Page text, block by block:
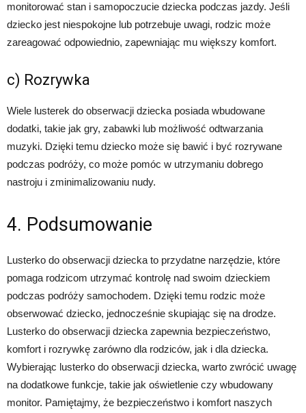
monitorować stan i samopoczucie dziecka podczas jazdy. Jeśli
dziecko jest niespokojne lub potrzebuje uwagi, rodzic może
zareagować odpowiednio, zapewniając mu większy komfort.
c) Rozrywka
Wiele lusterek do obserwacji dziecka posiada wbudowane
dodatki, takie jak gry, zabawki lub możliwość odtwarzania
muzyki. Dzięki temu dziecko może się bawić i być rozrywane
podczas podróży, co może pomóc w utrzymaniu dobrego
nastroju i zminimalizowaniu nudy.
4. Podsumowanie
Lusterko do obserwacji dziecka to przydatne narzędzie, które
pomaga rodzicom utrzymać kontrolę nad swoim dzieckiem
podczas podróży samochodem. Dzięki temu rodzic może
obserwować dziecko, jednocześnie skupiając się na drodze.
Lusterko do obserwacji dziecka zapewnia bezpieczeństwo,
komfort i rozrywkę zarówno dla rodziców, jak i dla dziecka.
Wybierając lusterko do obserwacji dziecka, warto zwrócić uwagę
na dodatkowe funkcje, takie jak oświetlenie czy wbudowany
monitor. Pamiętajmy, że bezpieczeństwo i komfort naszych